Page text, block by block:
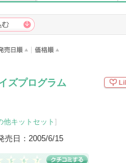
ズプログラム
他キットセット ]
売日： 2005/6/15